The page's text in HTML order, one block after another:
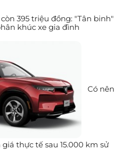
395 triệu đồng: "Tân binh"
khúc xe gia đình
Có nên
thực tế sau 15.000 km sử